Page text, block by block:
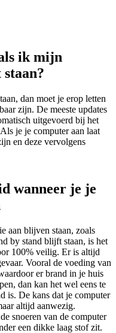
ik mijn
dan moet je erop letten
zijn. De meeste updates
uitgevoerd bij het
je je computer aan laat
en deze vervolgens
wanneer je je
aan blijven staan, zoals
by stand blijft staan, is het
100% veilig. Er is altijd
Vooral de voeding van
er brand in je huis
dan kan het wel eens te
is. De kans dat je computer
altijd aanwezig.
snoeren van de computer
een dikke laag stof zit.